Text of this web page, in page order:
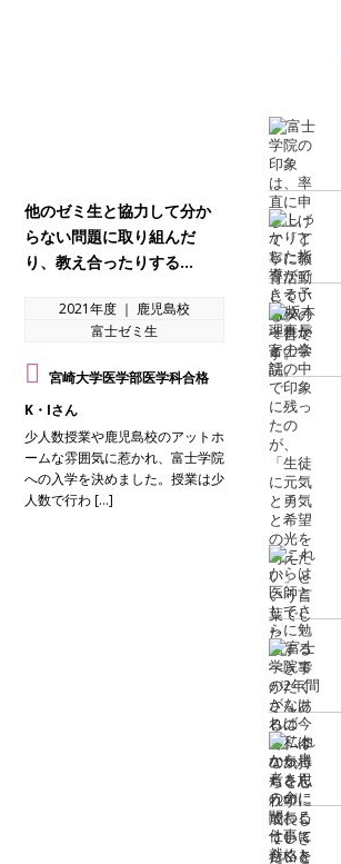
他のゼミ生と協力して分か
らない問題に取り組んだ
り、教え合ったりする…
2021年度 ｜ 鹿児島校
富士ゼミ生
宮崎大学医学部医学科合格
K・Iさん
少人数授業や鹿児島校のアットホ
ームな雰囲気に惹かれ、富士学院
への入学を決めました。授業は少
人数で行わ […]